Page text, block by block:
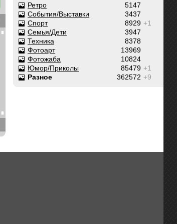
5147
Ретро
3437
События/Выставки
+1
8929
Спорт
3947
Семья/Дети
8378
Техника
13969
Фотоарт
10824
Фотожаба
+1
85479
Юмор/Приколы
+9
362572
Разное